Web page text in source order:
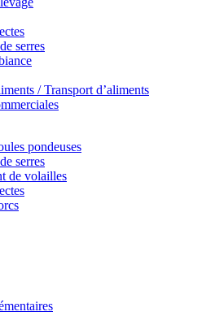
serres
/ Transport d’aliments
pondeuses
serres
de volailles